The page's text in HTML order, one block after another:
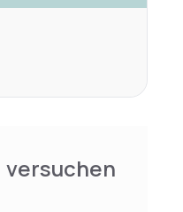
versuchen